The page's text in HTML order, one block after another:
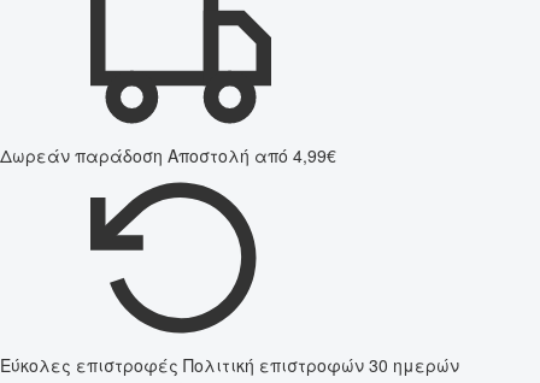
Δωρεάν παράδοση Αποστολή από 4,99€
Εύκολες επιστροφές Πολιτική επιστροφών 30 ημερών